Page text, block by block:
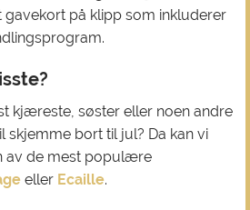
gavekort på klipp som inkluderer
kjæreste, søster eller noen andre
skjemme bort til jul? Da kan vi
av de mest populære
eller Ecaille.